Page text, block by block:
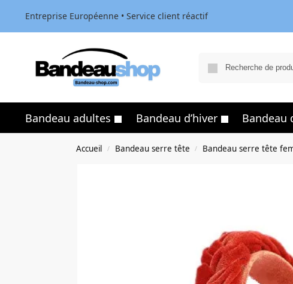
Entreprise Européenne • Service client réactif
Bandeau adultes Bandeau d’hiver Bandeau
Accueil / Bandeau serre tête / Bandeau serre tête